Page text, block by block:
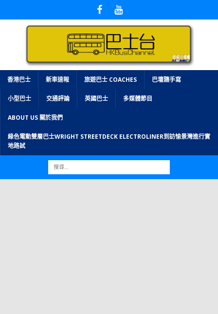
香港巴士 新車速報 旅遊巴士 COACHES 巴壇隨手寫
小型巴士 交通評論 英國巴士 多媒體節目
ABOUT US 關於我們
綠色電動雙層巴士WRIGHT STREETDECK ELECTROLINER到訪愉景灣進行實
地路試